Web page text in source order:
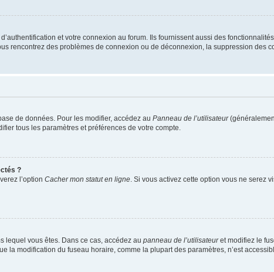
et votre connexion au forum. Ils fournissent aussi des
rencontrez des problèmes de connexion ou de déconnexion, la suppression des
de données. Pour les modifier, accédez au Panneau de l’utilisateur
tous les paramètres et préférences de votre compte.
?
l’option Cacher mon statut en ligne. Si vous activez cette option vous ne serez
lequel vous êtes. Dans ce cas, accédez au panneau de l’utilisateuret modifiez le
la modification du fuseau horaire, comme la plupart des paramètres, n’est